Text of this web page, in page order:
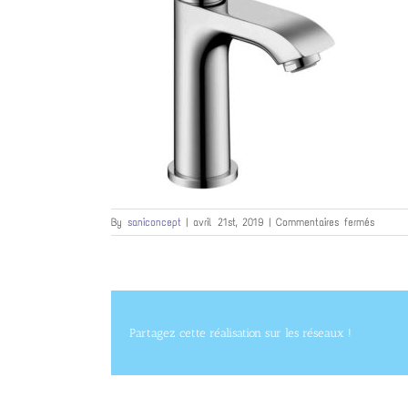
By saniconcept | avril 21st, 2019 | Commentaires ferméssur
Partagez cette réalisation sur les réseaux !